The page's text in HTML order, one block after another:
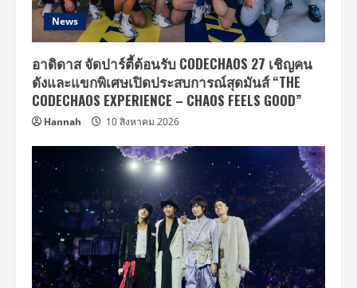
มหาชน
ครั้ง
ที่
10
นัก
ธุรกิจ
ตัวอย่าง
ดี
เด่น
News
อาดิดาส จัดปาร์ตี้ต้อนรับ CODECHAOS 27 เชิญคน
ดังและแขกพิเศษเปิดประสบการณ์สุดมันส์ “THE
CODECHAOS EXPERIENCE – CHAOS FEELS GOOD”
Hannah 10 สิงหาคม 2026